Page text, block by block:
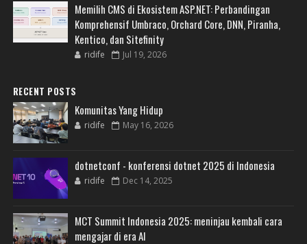
Memilih CMS di Ekosistem ASP.NET: Perbandingan
Komprehensif Umbraco, Orchard Core, DNN, Piranha,
Kentico, dan Sitefinity
ridife Jul 19, 2026
RECENT POSTS
Komunitas Yang Hidup
ridife May 16, 2026
dotnetconf - konferensi dotnet 2025 di Indonesia
ridife Dec 14, 2025
MCT Summit Indonesia 2025: meninjau kembali cara
mengajar di era AI